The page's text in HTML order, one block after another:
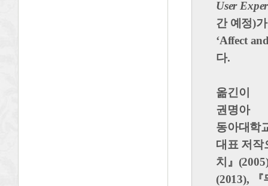
User
간 예정)
‘Affect
다.
옮긴이
권명아
동아대학
대표 저
치 』
(2013),
『